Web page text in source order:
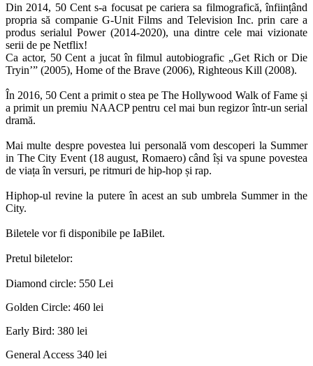
Din 2014, 50 Cent s-a focusat pe cariera sa filmografică, înființând
propria să companie G-Unit Films and Television Inc. prin care a
produs serialul Power (2014-2020), una dintre cele mai vizionate
serii de pe Netflix!
Ca actor, 50 Cent a jucat în filmul autobiografic „Get Rich or Die
Tryin’” (2005), Home of the Brave (2006), Righteous Kill (2008).
În 2016, 50 Cent a primit o stea pe The Hollywood Walk of Fame și
a primit un premiu NAACP pentru cel mai bun regizor într-un serial
dramă.
Mai multe despre povestea lui personală vom descoperi la Summer
in The City Event (18 august, Romaero) când își va spune povestea
de viața în versuri, pe ritmuri de hip-hop și rap.
Hiphop-ul revine la putere în acest an sub umbrela Summer in the
City.
Biletele vor fi disponibile pe IaBilet.
Pretul biletelor:
Diamond circle: 550 Lei
Golden Circle: 460 lei
Early Bird: 380 lei
General Access 340 lei